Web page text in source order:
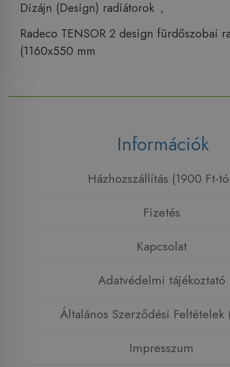
Dizájn (Design) radiátorok ,
Radeco TENSOR 2 design fürdőszobai
(1160x550 mm
Információk
Házhozszállítás (1900 Ft-
Fizetés
Kapcsolat
Adatvédelmi tájékoztató
Általános Szerződési Feltételek
Impresszum